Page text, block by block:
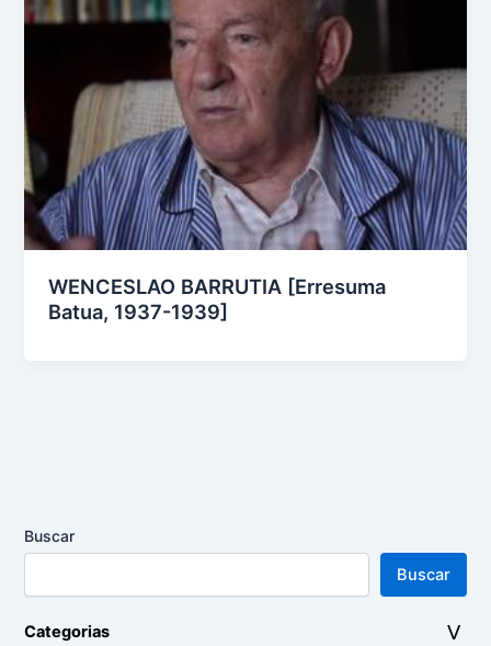
WENCESLAO BARRUTIA [Erresuma
Batua, 1937-1939]
Buscar
Buscar
Categorias